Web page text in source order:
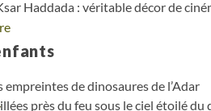
Haddada : véritable décor de
empreintes de dinosaures de l’Adar
près du feu sous le ciel étoilé du